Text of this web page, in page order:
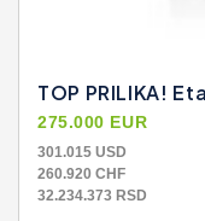
TOP PRILIKA!
275.000 EUR
301.015 USD
260.920 CHF
32.234.373 RSD